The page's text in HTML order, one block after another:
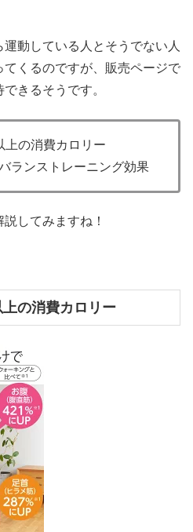
動している人とそうでない人
くるのですが、販売ページで
きるそうです。
の消費カロリー
ランストレーニング効果
してみますね！
の消費カロリー